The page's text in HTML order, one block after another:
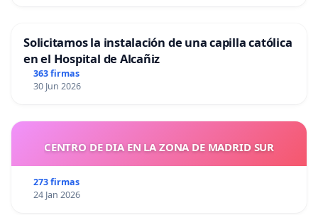
Solicitamos la instalación de una capilla católica
en el Hospital de Alcañiz
363 firmas
30 Jun 2026
CENTRO DE DIA EN LA ZONA DE MADRID SUR
273 firmas
24 Jan 2026